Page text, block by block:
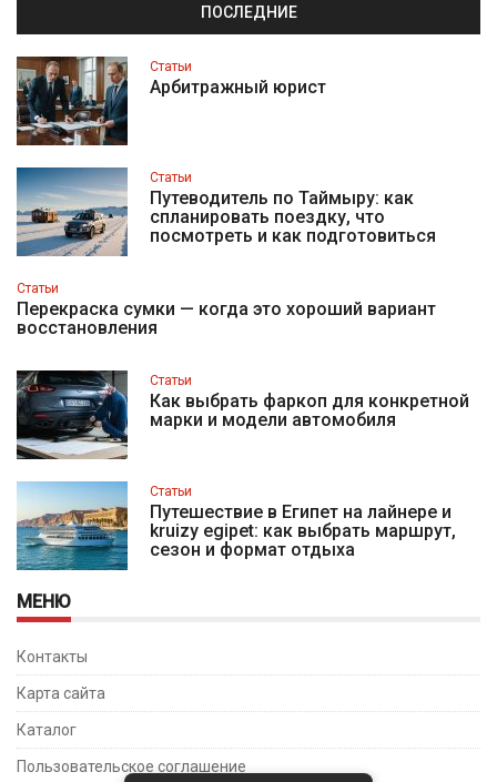
ПОСЛЕДНИЕ
Статьи
Арбитражный юрист
Статьи
Путеводитель по Таймыру: как
спланировать поездку, что
посмотреть и как подготовиться
Статьи
Перекраска сумки — когда это хороший вариант
восстановления
Статьи
Как выбрать фаркоп для конкретной
марки и модели автомобиля
Статьи
Путешествие в Египет на лайнере и
kruizy egipet: как выбрать маршрут,
сезон и формат отдыха
МЕНЮ
Контакты
Карта сайта
Каталог
Пользовательское соглашение